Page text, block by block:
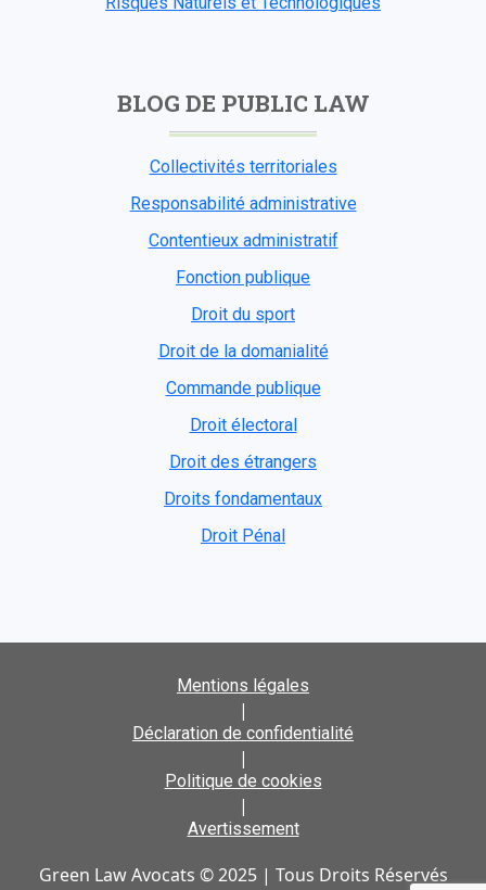
BLOG DE PUBLIC LAW
Collectivités territoriales
Responsabilité administrative
Contentieux administratif
Fonction publique
Droit du sport
Droit de la domanialité
Commande publique
Droit électoral
Droit des étrangers
Droits fondamentaux
Droit Pénal
Mentions légales
|
Déclaration de confidentialité
|
Politique de cookies
|
Avertissement
Green Law Avocats © 2025 | Tous Droits Réservés